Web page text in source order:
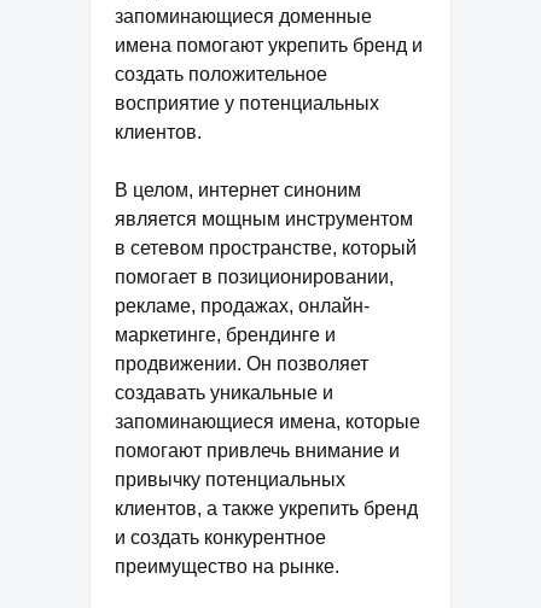
запоминающиеся доменные
имена помогают укрепить бренд и
создать положительное
восприятие у потенциальных
клиентов.
В целом, интернет синоним
является мощным инструментом
в сетевом пространстве, который
помогает в позиционировании,
рекламе, продажах, онлайн-
маркетинге, брендинге и
продвижении. Он позволяет
создавать уникальные и
запоминающиеся имена, которые
помогают привлечь внимание и
привычку потенциальных
клиентов, а также укрепить бренд
и создать конкурентное
преимущество на рынке.